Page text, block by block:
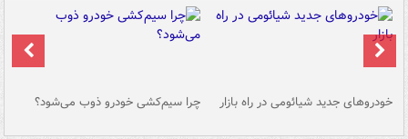
خودروهای جدید شیائومی در راه بازار چرا سیم‌کشی خودرو ذوب می‌شود؟